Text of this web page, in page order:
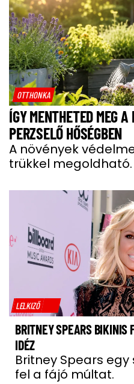
OTTHONKA
ÍGY MENTHETED MEG
PERZSELŐ HŐSÉGBEN
A növények
trükkel megoldható.
LELKIZŐ
BRITNEY SPEARS BIKINIS
IDÉZ
Britney Spears
fel a fájó múltat.